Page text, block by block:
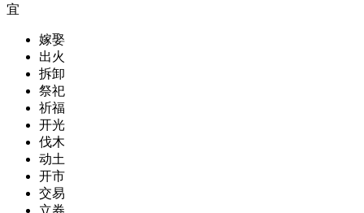
宜
嫁娶
出火
拆卸
祭祀
祈福
开光
伐木
动土
开市
交易
立券